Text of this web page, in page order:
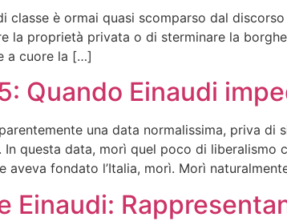
classe è ormai quasi scomparso dal
la proprietà privata o di sterminare la
a cuore la […]
Quando Einaudi
una data normalissima, priva
In questa data, morì quel poco di
aveva fondato l’Italia, morì. Morì
Einaudi: